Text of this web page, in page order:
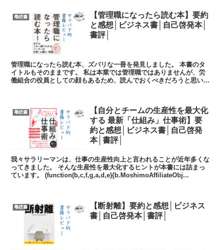
📚読書
【管理職になったら読む本】要約
と感想│ビジネス書│自己啓発本│
書評│
管理職になったら読む本、ズバリな一冊を発見しました。 本書のタ
イトルもそのままです。 私は本業では管理職ではありませんが、労
働組合の役員としての顔もあるため、読んでおくべきだろうと思い、
📚読書
【自分とチームの生産性を最大化
する 最新「仕組み」仕事術】要
約と感想│ビジネス書│自己啓発
本│書評│
我々サラリーマンは、仕事の生産性向上と言われることが近年多くな
ってきました。 そんな生産性を最大化するヒントが本書には詰まっ
ています。 (function(b,c,f,g,a,d,e){b.MoshimoAffiliateObj...
📚読書
【断射離】要約と感想│ビジネス
書│自己啓発本│書評│